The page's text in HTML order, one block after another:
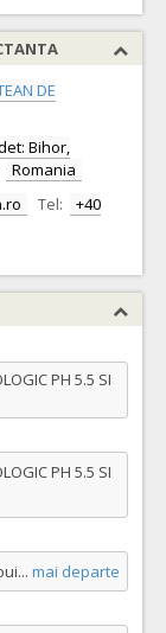
DE
Bihor,
Romania
Tel:
+40
PH 5.5 SI
PH 5.5 SI
... mai departe